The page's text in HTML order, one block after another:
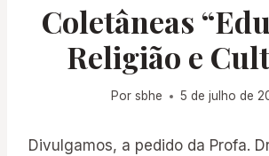
Coletâneas
Religião e
Por sbhe 5 de julho de
Divulgamos, a pedido da Profa.